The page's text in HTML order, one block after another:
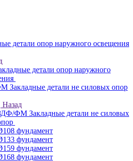
детали опор наружного освещения
детали опор наружного
Закладные детали не силовых опор
Назад
ФМ Закладные детали не силовых
фундамент
фундамент
фундамент
фундамент